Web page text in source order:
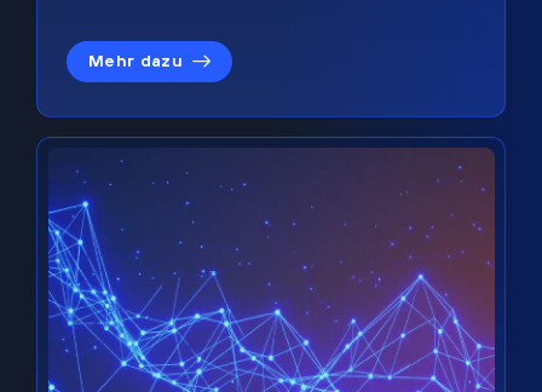
Mehr dazu